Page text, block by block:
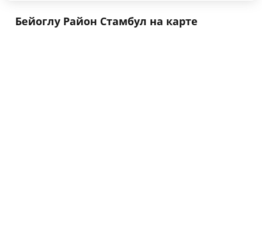
Бейоглу Район Стамбул на карте